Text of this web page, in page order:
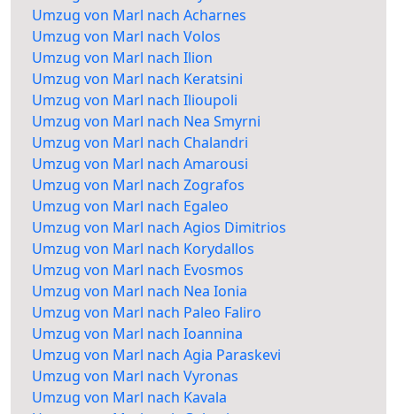
Umzug von Marl nach Acharnes
Umzug von Marl nach Volos
Umzug von Marl nach Ilion
Umzug von Marl nach Keratsini
Umzug von Marl nach Ilioupoli
Umzug von Marl nach Nea Smyrni
Umzug von Marl nach Chalandri
Umzug von Marl nach Amarousi
Umzug von Marl nach Zografos
Umzug von Marl nach Egaleo
Umzug von Marl nach Agios Dimitrios
Umzug von Marl nach Korydallos
Umzug von Marl nach Evosmos
Umzug von Marl nach Nea Ionia
Umzug von Marl nach Paleo Faliro
Umzug von Marl nach Ioannina
Umzug von Marl nach Agia Paraskevi
Umzug von Marl nach Vyronas
Umzug von Marl nach Kavala